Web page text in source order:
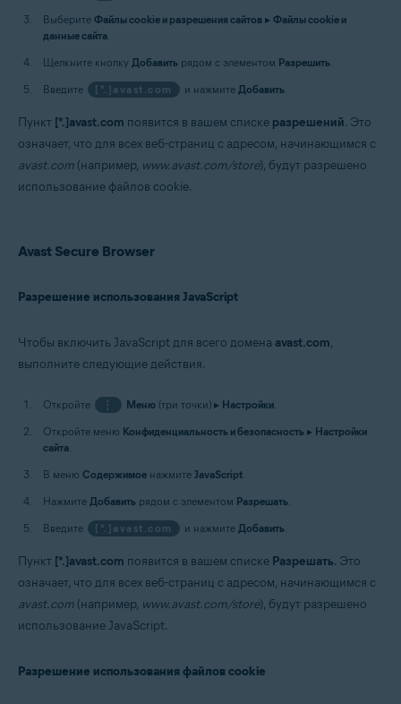
Выберите Файлы cookie и разрешения сайтов ▸ Файлы cookie и
данные сайта.
Щелкните кнопку Добавить рядом с элементом Разрешить.
Введите
[*.]avast.com и нажмите Добавить.
Пункт [*.]avast.com появится в вашем списке разрешений. Это
означает, что для всех веб-страниц с адресом, начинающимся с
avast.com (например, www.avast.com/store), будут разрешено
использование файлов cookie.
Avast Secure Browser
Разрешение использования JavaScript
Чтобы включить JavaScript для всего домена avast.com,
выполните следующие действия.
Откройте ⋮ Меню(три точки) ▸ Настройки.
Откройте меню Конфиденциальность и безопасность ▸ Настройки
сайта.
В меню Содержимое нажмите JavaScript.
Нажмите Добавить рядом с элементом Разрешать.
Введите
[*.]avast.com и нажмите Добавить.
Пункт [*.]avast.com появится в вашем списке Разрешать. Это
означает, что для всех веб-страниц с адресом, начинающимся с
avast.com (например, www.avast.com/store), будут разрешено
использование JavaScript.
Разрешение использования файлов cookie